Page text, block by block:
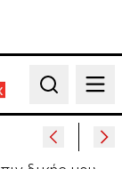
Search